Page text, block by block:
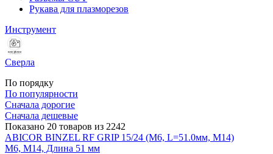
Рукава для плазморезов
Инструмент
Сверла
По порядку
По популярности
Сначала дорогие
Сначала дешевые
Показано 20 товаров из 2242
ABICOR BINZEL RF GRIP 15/24 (M6, L=51.0мм, M14)
М6, М14, Длина 51 мм